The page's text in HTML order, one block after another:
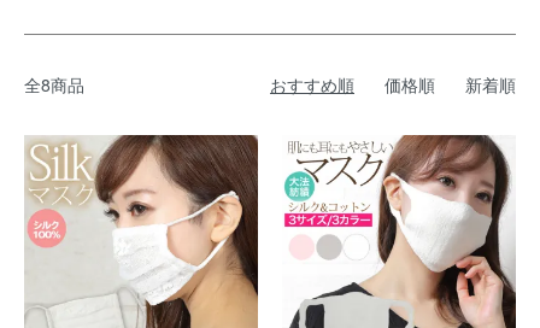
全8商品 おすすめ順 価格順 新着順